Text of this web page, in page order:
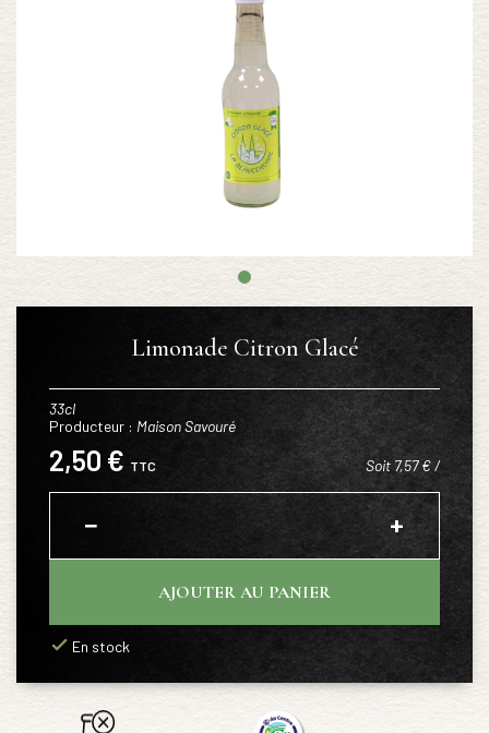
Limonade Citron Glacé
33cl
Producteur : Maison Savouré
2,50 € TTC Soit 7,57 € /
− +
AJOUTER AU PANIER
En stock